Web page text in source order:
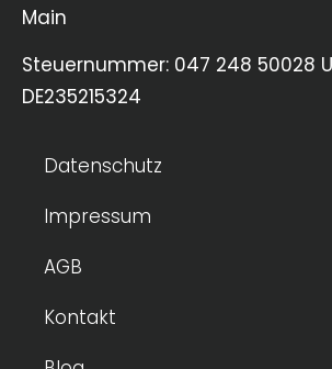
Main
Steuernummer: 047 248 50028
DE235215324
Datenschutz
Impressum
AGB
Kontakt